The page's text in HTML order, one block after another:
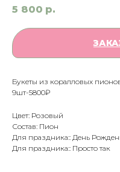
5 800 р.
Букеты из коралловых
9шт-5800₽
Цвет: Розовый
Состав: Пион
Для праздника:: День
Для праздника:: Просто так